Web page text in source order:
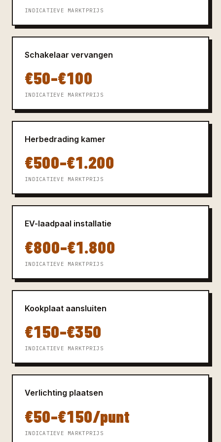
INDICATIEVE MARKTPRIJS
Schakelaar vervangen
€50–€100
INDICATIEVE MARKTPRIJS
Herbedrading kamer
€500–€1.200
INDICATIEVE MARKTPRIJS
EV-laadpaal installatie
€800–€1.800
INDICATIEVE MARKTPRIJS
Kookplaat aansluiten
€150–€350
INDICATIEVE MARKTPRIJS
Verlichting plaatsen
€50–€150/punt
INDICATIEVE MARKTPRIJS